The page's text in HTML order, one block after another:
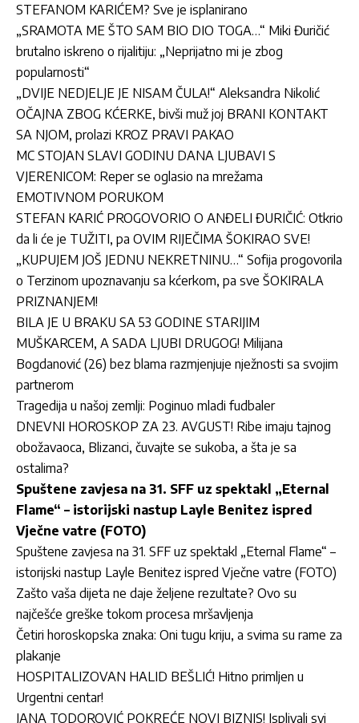
STEFANOM KARIĆEM? Sve je isplanirano
„SRAMOTA ME ŠTO SAM BIO DIO TOGA…“ Miki Đuričić
brutalno iskreno o rijalitiju: „Neprijatno mi je zbog
popularnosti“
„DVIJE NEDJELJE JE NISAM ČULA!“ Aleksandra Nikolić
OČAJNA ZBOG KĆERKE, bivši muž joj BRANI KONTAKT
SA NJOM, prolazi KROZ PRAVI PAKAO
MC STOJAN SLAVI GODINU DANA LJUBAVI S
VJERENICOM: Reper se oglasio na mrežama
EMOTIVNOM PORUKOM
STEFAN KARIĆ PROGOVORIO O ANĐELI ĐURIČIĆ: Otkrio
da li će je TUŽITI, pa OVIM RIJEČIMA ŠOKIRAO SVE!
„KUPUJEM JOŠ JEDNU NEKRETNINU…“ Sofija progovorila
o Terzinom upoznavanju sa kćerkom, pa sve ŠOKIRALA
PRIZNANJEM!
BILA JE U BRAKU SA 53 GODINE STARIJIM
MUŠKARCEM, A SADA LJUBI DRUGOG! Milijana
Bogdanović (26) bez blama razmjenjuje nježnosti sa svojim
partnerom
Tragedija u našoj zemlji: Poginuo mladi fudbaler
DNEVNI HOROSKOP ZA 23. AVGUST! Ribe imaju tajnog
obožavaoca, Blizanci, čuvajte se sukoba, a šta je sa
ostalima?
Spuštene zavjesa na 31. SFF uz spektakl „Eternal
Flame“ – istorijski nastup Layle Benitez ispred
Vječne vatre (FOTO)
Spuštene zavjesa na 31. SFF uz spektakl „Eternal Flame“ –
istorijski nastup Layle Benitez ispred Vječne vatre (FOTO)
Zašto vaša dijeta ne daje željene rezultate? Ovo su
najčešće greške tokom procesa mršavljenja
Četiri horoskopska znaka: Oni tugu kriju, a svima su rame za
plakanje
HOSPITALIZOVAN HALID BEŠLIĆ! Hitno primljen u
Urgentni centar!
JANA TODOROVIĆ POKREĆE NOVI BIZNIS! Isplivali svi